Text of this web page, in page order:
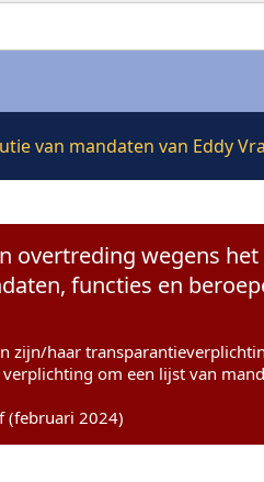
van mandaten van Eddy
overtreding wegens
functies en
zijn/haar
om een lijst van
(februari 2024)